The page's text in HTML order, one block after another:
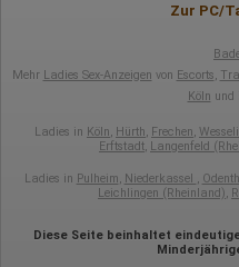
Zur PC/
Mehr Ladies Sex-Anzeigen von Escorts,
Köln und
Ladies in Köln Hürth Frechen
Erftstadt Langenfeld
Ladies in Pulheim Niederkassel
Leichlingen (Rheinland)
Diese Seite beinhaltet